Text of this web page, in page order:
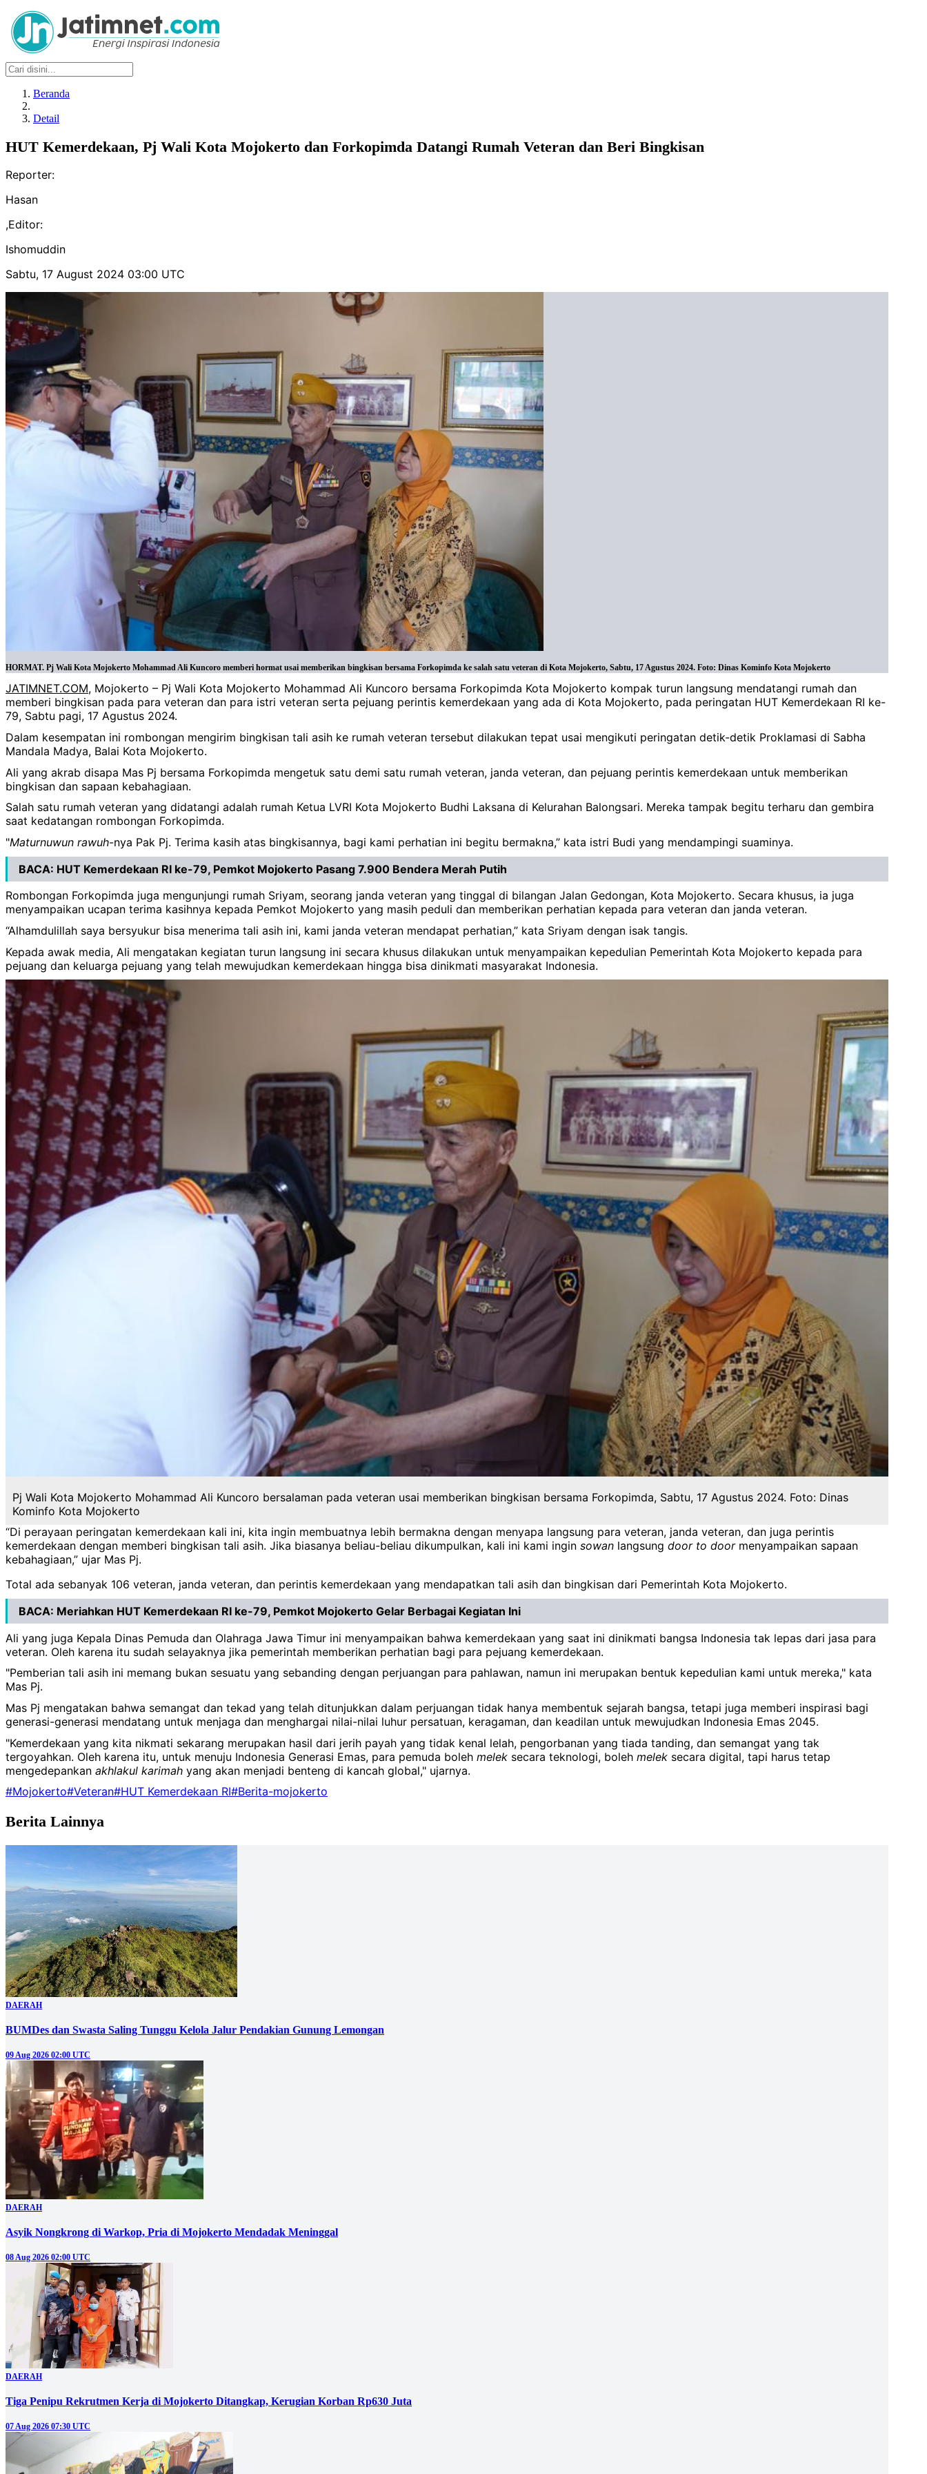
Beranda
Detail
HUT Kemerdekaan, Pj Wali Kota Mojokerto dan Forkopimda Datangi Rumah Veteran dan Beri Bingkisan
Reporter:
Hasan
,Editor:
Ishomuddin
Sabtu, 17 August 2024 03:00 UTC
HORMAT. Pj Wali Kota Mojokerto Mohammad Ali Kuncoro memberi hormat usai memberikan bingkisan bersama Forkopimda ke salah satu veteran di Kota Mojokerto, Sabtu, 17 Agustus 2024. Foto: Dinas Kominfo Kota Mojokerto
JATIMNET.COM, Mojokerto – Pj Wali Kota Mojokerto Mohammad Ali Kuncoro bersama Forkopimda Kota Mojokerto kompak turun langsung mendatangi rumah dan
memberi bingkisan pada para veteran dan para istri veteran serta pejuang perintis kemerdekaan yang ada di Kota Mojokerto, pada peringatan HUT Kemerdekaan RI ke-
79, Sabtu pagi, 17 Agustus 2024.
Dalam kesempatan ini rombongan mengirim bingkisan tali asih ke rumah veteran tersebut dilakukan tepat usai mengikuti peringatan detik-detik Proklamasi di Sabha
Mandala Madya, Balai Kota Mojokerto.
Ali yang akrab disapa Mas Pj bersama Forkopimda mengetuk satu demi satu rumah veteran, janda veteran, dan pejuang perintis kemerdekaan untuk memberikan
bingkisan dan sapaan kebahagiaan.
Salah satu rumah veteran yang didatangi adalah rumah Ketua LVRI Kota Mojokerto Budhi Laksana di Kelurahan Balongsari. Mereka tampak begitu terharu dan gembira
saat kedatangan rombongan Forkopimda.
"Maturnuwun rawuh-nya Pak Pj. Terima kasih atas bingkisannya, bagi kami perhatian ini begitu bermakna,” kata istri Budi yang mendampingi suaminya.
BACA: HUT Kemerdekaan RI ke-79, Pemkot Mojokerto Pasang 7.900 Bendera Merah Putih
Rombongan Forkopimda juga mengunjungi rumah Sriyam, seorang janda veteran yang tinggal di bilangan Jalan Gedongan, Kota Mojokerto. Secara khusus, ia juga
menyampaikan ucapan terima kasihnya kepada Pemkot Mojokerto yang masih peduli dan memberikan perhatian kepada para veteran dan janda veteran.
“Alhamdulillah saya bersyukur bisa menerima tali asih ini, kami janda veteran mendapat perhatian,” kata Sriyam dengan isak tangis.
Kepada awak media, Ali mengatakan kegiatan turun langsung ini secara khusus dilakukan untuk menyampaikan kepedulian Pemerintah Kota Mojokerto kepada para
pejuang dan keluarga pejuang yang telah mewujudkan kemerdekaan hingga bisa dinikmati masyarakat Indonesia.
Pj Wali Kota Mojokerto Mohammad Ali Kuncoro bersalaman pada veteran usai memberikan bingkisan bersama Forkopimda, Sabtu, 17 Agustus 2024. Foto: Dinas
Kominfo Kota Mojokerto
“Di perayaan peringatan kemerdekaan kali ini, kita ingin membuatnya lebih bermakna dengan menyapa langsung para veteran, janda veteran, dan juga perintis
kemerdekaan dengan memberi bingkisan tali asih. Jika biasanya beliau-beliau dikumpulkan, kali ini kami ingin sowan langsung door to doormenyampaikan sapaan
kebahagiaan,” ujar Mas Pj.
Total ada sebanyak 106 veteran, janda veteran, dan perintis kemerdekaan yang mendapatkan tali asih dan bingkisan dari Pemerintah Kota Mojokerto.
BACA: Meriahkan HUT Kemerdekaan RI ke-79, Pemkot Mojokerto Gelar Berbagai Kegiatan Ini
Ali yang juga Kepala Dinas Pemuda dan Olahraga Jawa Timur ini menyampaikan bahwa kemerdekaan yang saat ini dinikmati bangsa Indonesia tak lepas dari jasa para
veteran. Oleh karena itu sudah selayaknya jika pemerintah memberikan perhatian bagi para pejuang kemerdekaan.
"Pemberian tali asih ini memang bukan sesuatu yang sebanding dengan perjuangan para pahlawan, namun ini merupakan bentuk kepedulian kami untuk mereka," kata
Mas Pj.
Mas Pj mengatakan bahwa semangat dan tekad yang telah ditunjukkan dalam perjuangan tidak hanya membentuk sejarah bangsa, tetapi juga memberi inspirasi bagi
generasi-generasi mendatang untuk menjaga dan menghargai nilai-nilai luhur persatuan, keragaman, dan keadilan untuk mewujudkan Indonesia Emas 2045.
"Kemerdekaan yang kita nikmati sekarang merupakan hasil dari jerih payah yang tidak kenal lelah, pengorbanan yang tiada tanding, dan semangat yang tak
tergoyahkan. Oleh karena itu, untuk menuju Indonesia Generasi Emas, para pemuda boleh melek secara teknologi, boleh melek secara digital, tapi harus tetap
mengedepankan akhlakul karimah yang akan menjadi benteng di kancah global," ujarnya.
#Mojokerto#Veteran#HUT Kemerdekaan RI#Berita-mojokerto
Berita Lainnya
DAERAH
BUMDes dan Swasta Saling Tunggu Kelola Jalur Pendakian Gunung Lemongan
09 Aug 2026 02:00 UTC
DAERAH
Asyik Nongkrong di Warkop, Pria di Mojokerto Mendadak Meninggal
08 Aug 2026 02:00 UTC
DAERAH
Tiga Penipu Rekrutmen Kerja di Mojokerto Ditangkap, Kerugian Korban Rp630 Juta
07 Aug 2026 07:30 UTC